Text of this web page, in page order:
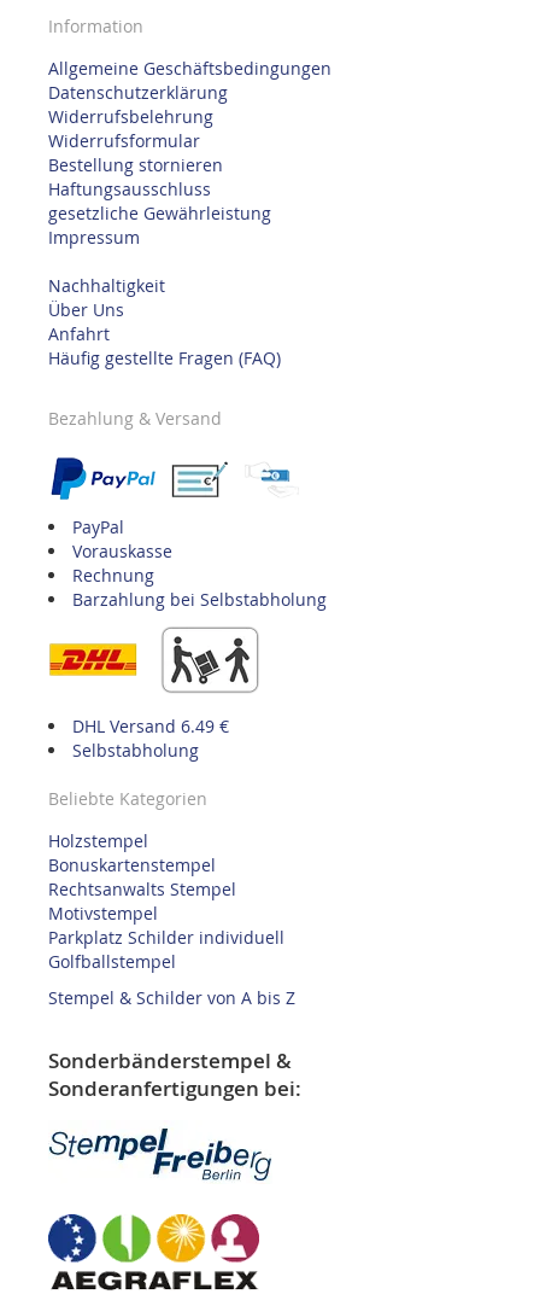
Information
Allgemeine Geschäftsbedingungen
Datenschutzerklärung
Widerrufsbelehrung
Widerrufsformular
Bestellung stornieren
Haftungsausschluss
gesetzliche Gewährleistung
Impressum
Nachhaltigkeit
Über Uns
Anfahrt
Häufig gestellte Fragen (FAQ)
Bezahlung & Versand
PayPal
Vorauskasse
Rechnung
Barzahlung bei Selbstabholung
DHL Versand 6.49 €
Selbstabholung
Beliebte Kategorien
Holzstempel
Bonuskartenstempel
Rechtsanwalts Stempel
Motivstempel
Parkplatz Schilder individuell
Golfballstempel
Stempel & Schilder von A bis Z
Sonderbänderstempel &
Sonderanfertigungen bei: